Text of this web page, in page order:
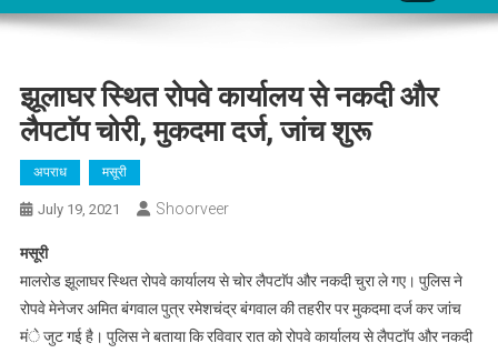
झूलाघर स्थित रोपवे कार्यालय से नकदी और
लैपटाॅप चोरी, मुकदमा दर्ज, जांच शुरू
अपराध मसूरी
July 19, 2021 Shoorveer
मसूरी
मालरोड झूलाघर स्थित रोपवे कार्यालय से चोर लैपटाॅप और नकदी चुरा ले गए। पुलिस ने
रोपवे मेनेजर अमित बंगवाल पुत्र रमेशचंद्र बंगवाल की तहरीर पर मुकदमा दर्ज कर जांच
मंे जुट गई है। पुलिस ने बताया कि रविवार रात को रोपवे कार्यालय से लैपटाॅप और नकदी